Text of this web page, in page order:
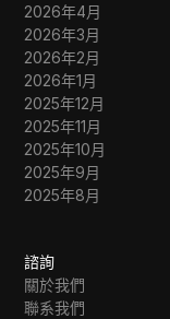
2026年4月
2026年3月
2026年2月
2026年1月
2025年12月
2025年11月
2025年10月
2025年9月
2025年8月
諮詢
關於我們
聯系我們